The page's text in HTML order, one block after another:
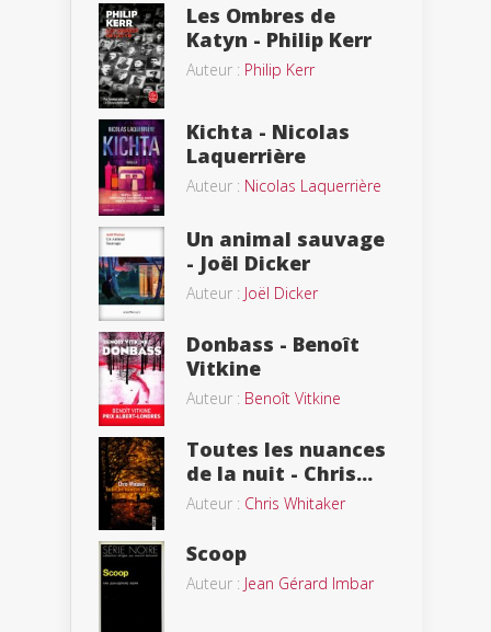
Les Ombres de
Katyn - Philip Kerr
Auteur : Philip Kerr
Kichta - Nicolas
Laquerrière
Auteur : Nicolas Laquerrière
Un animal sauvage
- Joël Dicker
Auteur : Joël Dicker
Donbass - Benoît
Vitkine
Auteur : Benoît Vitkine
Toutes les nuances
de la nuit - Chris...
Auteur : Chris Whitaker
Scoop
Auteur : Jean Gérard Imbar